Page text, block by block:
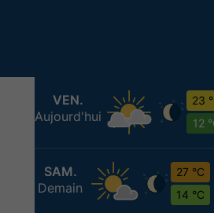
VEN.
Aujourd'hui
23
12
SAM.
Demain
27 °C
14 °C